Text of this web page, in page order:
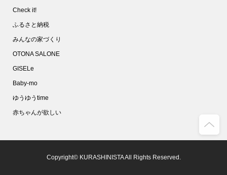
Check it!
ふるさと納税
みんなの家づくり
OTONA SALONE
GISELe
Baby-mo
ゆうゆうtime
赤ちゃんが欲しい
Copyright© KURASHINISTA All Rights Reserved.